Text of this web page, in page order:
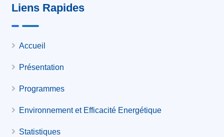
Liens Rapides
Accueil
Présentation
Programmes
Environnement et Efficacité Energétique
Statistiques